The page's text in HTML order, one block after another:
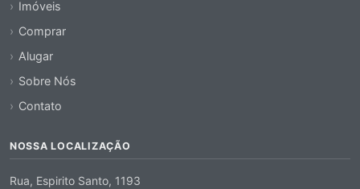
Imóveis
Comprar
Alugar
Sobre Nós
Contato
NOSSA LOCALIZAÇÃO
Rua, Espirito Santo, 1193